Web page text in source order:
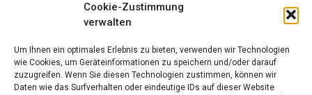
Cookie-Zustimmung
verwalten
Um Ihnen ein optimales Erlebnis zu bieten, verwenden wir Technologien
wie Cookies, um Geräteinformationen zu speichern und/oder darauf
zuzugreifen. Wenn Sie diesen Technologien zustimmen, können wir
Daten wie das Surfverhalten oder eindeutige IDs auf dieser Website